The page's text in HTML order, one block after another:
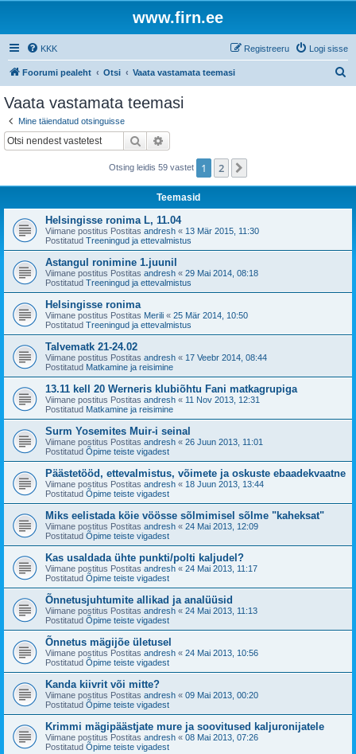
www.firn.ee
KKK Logi sisse
Registreeru
Foorumi pealeht Otsi Vaata vastamata teemasi
Vaata vastamata teemasi
Mine täiendatud otsinguisse
Otsi
Otsing leidis 59 vastet 1 2
Teemasid
Helsingisse ronima L, 11.04
Viimane postitus Postitas andresh « 13 Mär 2015, 11:30
Postitatud Treeningud ja ettevalmistus
Astangul ronimine 1.juunil
Viimane postitus Postitas andresh « 29 Mai 2014, 08:18
Postitatud Treeningud ja ettevalmistus
Helsingisse ronima
Viimane postitus Postitas Merili « 25 Mär 2014, 10:50
Postitatud Treeningud ja ettevalmistus
Talvematk 21-24.02
Viimane postitus Postitas andresh « 17 Veebr 2014, 08:44
Postitatud Matkamine ja reisimine
13.11 kell 20 Werneris klubiõhtu Fani matkagrupiga
Viimane postitus Postitas andresh « 11 Nov 2013, 12:31
Postitatud Matkamine ja reisimine
Surm Yosemites Muir-i seinal
Viimane postitus Postitas andresh « 26 Juun 2013, 11:01
Postitatud Õpime teiste vigadest
Päästetööd, ettevalmistus, võimete ja oskuste ebaadekvaatne
Viimane postitus Postitas andresh « 18 Juun 2013, 13:44
Postitatud Õpime teiste vigadest
Miks eelistada köie vöösse sõlmimisel sõlme "kaheksat"
Viimane postitus Postitas andresh « 24 Mai 2013, 12:09
Postitatud Õpime teiste vigadest
Kas usaldada ühte punkti/polti kaljudel?
Viimane postitus Postitas andresh « 24 Mai 2013, 11:17
Postitatud Õpime teiste vigadest
Õnnetusjuhtumite allikad ja analüüsid
Viimane postitus Postitas andresh « 24 Mai 2013, 11:13
Postitatud Õpime teiste vigadest
Õnnetus mägijõe ületusel
Viimane postitus Postitas andresh « 24 Mai 2013, 10:56
Postitatud Õpime teiste vigadest
Kanda kiivrit või mitte?
Viimane postitus Postitas andresh « 09 Mai 2013, 00:20
Postitatud Õpime teiste vigadest
Krimmi mägipäästjate mure ja soovitused kaljuronijatele
Viimane postitus Postitas andresh « 08 Mai 2013, 07:26
Postitatud Õpime teiste vigadest